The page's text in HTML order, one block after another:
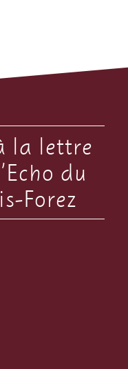
la lettre
du
Forez